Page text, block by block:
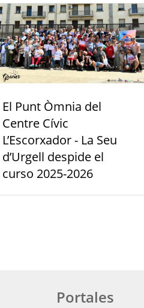
El Punt Òmnia del
Centre Cívic
L’Escorxador - La Seu
d’Urgell despide el
curso 2025-2026
Portales